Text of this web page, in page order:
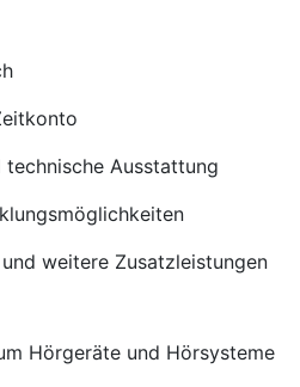
Ausstattung
weitere Zusatzleistungen
Hörgeräte und Hörsysteme